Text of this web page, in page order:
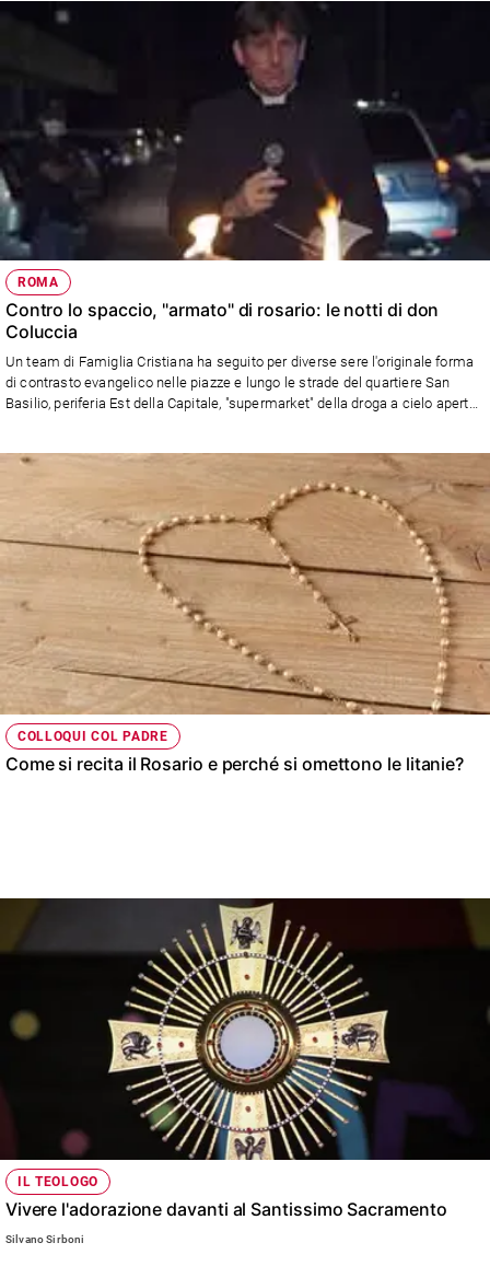
ROMA
Contro lo spaccio, "armato" di rosario: le notti di don
Coluccia
Un team di Famiglia Cristiana ha seguito per diverse sere l'originale forma
di contrasto evangelico nelle piazze e lungo le strade del quartiere San
Basilio, periferia Est della Capitale, "supermarket" della droga a cielo aperto.
COLLOQUI COL PADRE
Come si recita il Rosario e perché si omettono le litanie?
IL TEOLOGO
Vivere l'adorazione davanti al Santissimo Sacramento
Silvano Sirboni